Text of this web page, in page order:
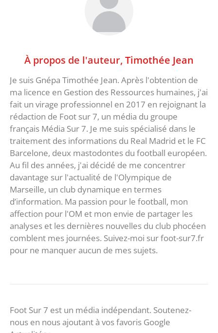
À propos de l'auteur, Timothée Jean
Je suis Gnépa Timothée Jean. Après l'obtention de
ma licence en Gestion des Ressources humaines, j'ai
fait un virage professionnel en 2017 en rejoignant la
rédaction de Foot sur 7, un média du groupe
français Média Sur 7. Je me suis spécialisé dans le
traitement des informations du Real Madrid et le FC
Barcelone, deux mastodontes du football européen.
Au fil des années, j'ai décidé de me concentrer
davantage sur l'actualité de l'Olympique de
Marseille, un club dynamique en termes
d’information. Ma passion pour le football, mon
affection pour l'OM et mon envie de partager les
analyses et les dernières nouvelles du club phocéen
comblent mes journées. Suivez-moi sur foot-sur7.fr
pour ne manquer aucun de mes sujets.
Foot Sur 7 est un média indépendant. Soutenez-
nous en nous ajoutant à vos favoris Google